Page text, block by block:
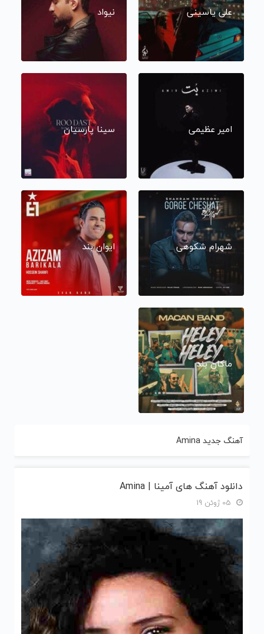
علی یاسینی نیواد
امیر عظیمی سینا پارسیان
شهرام شکوهی ایوان بند
ماکان بند
آهنگ جدید Amina
دانلود آهنگ های آمینا | Amina